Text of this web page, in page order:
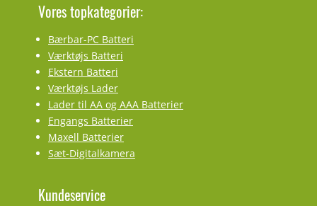
Vores topkategorier:
Bærbar-PC Batteri
Værktøjs Batteri
Ekstern Batteri
Værktøjs Lader
Lader til AA og AAA Batterier
Engangs Batterier
Maxell Batterier
Sæt-Digitalkamera
Kundeservice